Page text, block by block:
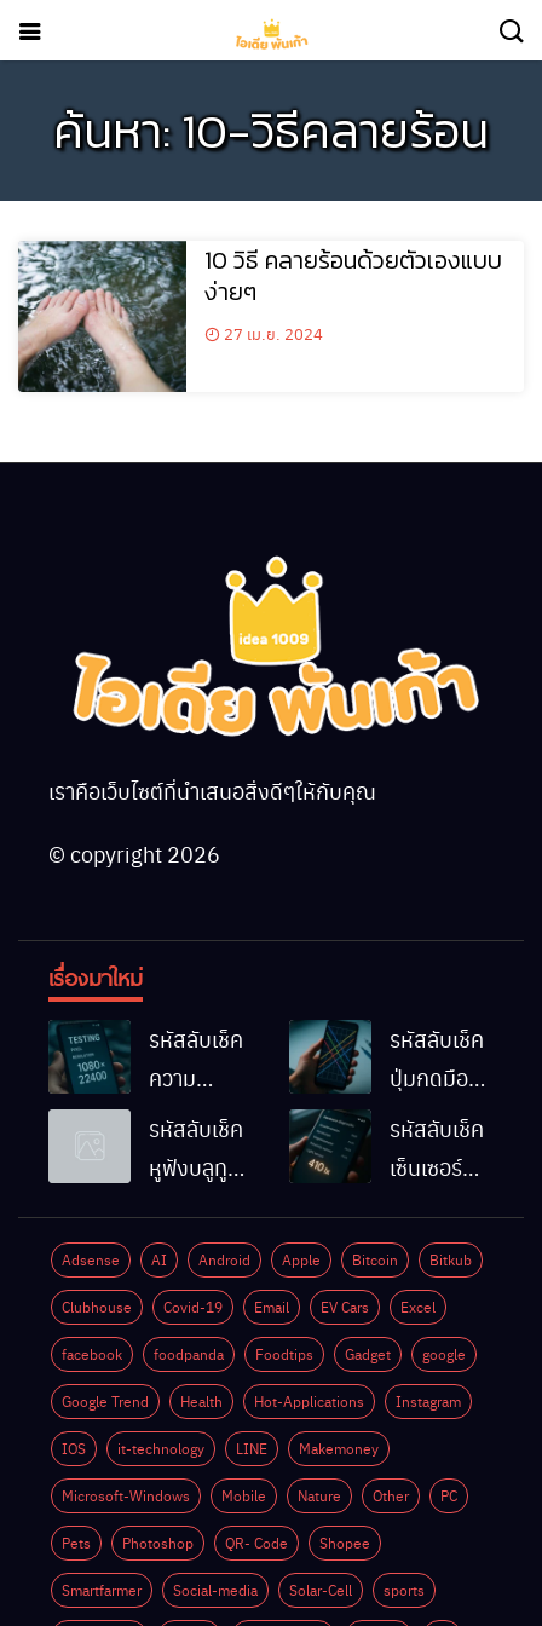
ค้นหา: 10-วิธีคลายร้อน
10 วิธี คลายร้อนด้วยตัวเองแบบ
ง่ายๆ
27 เม.ย. 2024
เราคือเว็บไซต์ที่นำเสนอสิ่งดีๆให้กับคุณ
© copyright 2026
เรื่องมาใหม่
รหัสลับเช็ค
ความ
ละเอียดหน้า
จอมือถือ
รหัสลับเช็ค
ปุ่มกดมือถือ
Android
ทำงานปกติ
รหัสลับเช็ค
หูฟังบลูทูธ
Android
ด้วยตัวเอง
รหัสลับเช็ค
เซ็นเซอร์
Android
ทำงานปกติ
ไหม
Adsense AI Android Apple Bitcoin Bitkub
Clubhouse Covid-19 Email EV Cars Excel
facebook foodpanda Foodtips Gadget google
Google Trend Health Hot-Applications Instagram
IOS it-technology LINE Makemoney
Microsoft-Windows Mobile Nature Other PC
Pets Photoshop QR- Code Shopee
Smartfarmer Social-media Solar-Cell sports